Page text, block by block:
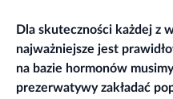
Dla skuteczności każdej z
najważniejsze jest
na bazie hormonów
prezerwatywy zakładać